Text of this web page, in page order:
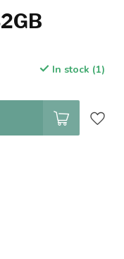
In stock (1)